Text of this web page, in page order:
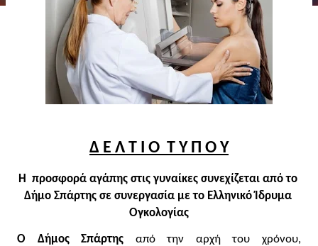
Δ Ε Λ Τ Ι Ο  Τ Υ Π Ο Υ
Η  προσφορά αγάπης στις γυναίκες συνεχίζεται από το
Δήμο Σπάρτης σε συνεργασία με το Ελληνικό Ίδρυμα
Ογκολογίας
Ο Δήμος Σπάρτης από την αρχή του χρόνου,